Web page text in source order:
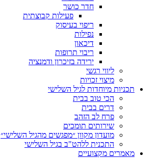
חדר כושר
פעילות קבוצתית
ריפוי בעיסוק
ריבוי תרופות
ירידה בזיכרון ודמנציה
מיצוי זכויות
מיוחדות לגיל השלישי
הכי טוב בבית
דרים בבית
פרח לב הזהב
שירותים תומכים
מועדון מקוון ״מפגשים מהגיל השלישי״
התכנית ללהט"ב בגיל השלישי
מקצועיים